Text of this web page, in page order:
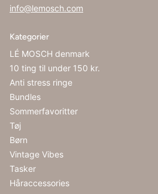
info@lemosch.com
Kategorier
LÉ MOSCH denmark
10 ting til under 150 kr.
Anti stress ringe
Bundles
Sommerfavoritter
Tøj
Børn
Vintage Vibes
Tasker
Håraccessories